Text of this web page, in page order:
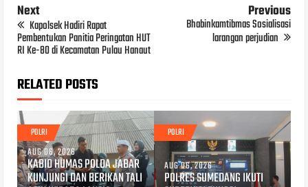
Next
Kapolsek Hadiri Rapat
Pembentukan Panitia Peringatan HUT
RI Ke-80 di Kecamatan Pulau Hanaut
Previous
Bhabinkamtibmas Sosialisasi
larangan perjudian
RELATED POSTS
POLRI
AUG 06, 2026
KABID HUMAS POLDA JABAR
KUNJUNGI DAN BERIKAN TALI
POLRI
AUG 06, 2026
POLRES SUMEDANG IKUTI